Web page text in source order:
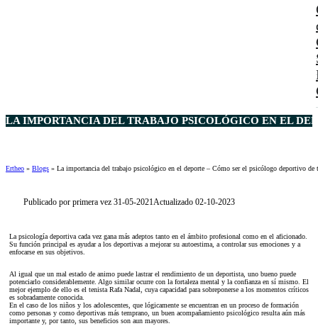
LA IMPORTANCIA DEL TRABAJO PSICOLÓGICO EN EL
Ertheo » Blogs » La importancia del trabajo psicológico en el deporte – Cómo ser el psicólogo deportivo de
Publicado por primera vez 31-05-2021Actualizado 02-10-2023
La psicología deportiva cada vez gana más adeptos tanto en el ámbito profesional como en el aficionado.
Su función principal es ayudar a los deportivas a mejorar su autoestima, a controlar sus emociones y a
enfocarse en sus objetivos.
Al igual que un mal estado de animo puede lastrar el rendimiento de un deportista, uno bueno puede
potenciarlo considerablemente. Algo similar ocurre con la fortaleza mental y la confianza en sí mismo. El
mejor ejemplo de ello es el tenista Rafa Nadal, cuya capacidad para sobreponerse a los momentos críticos
es sobradamente conocida.
En el caso de los niños y los adolescentes, que lógicamente se encuentran en un proceso de formación
como personas y como deportivas más temprano, un buen acompañamiento psicológico resulta aún más
importante y, por tanto, sus beneficios son aun mayores.